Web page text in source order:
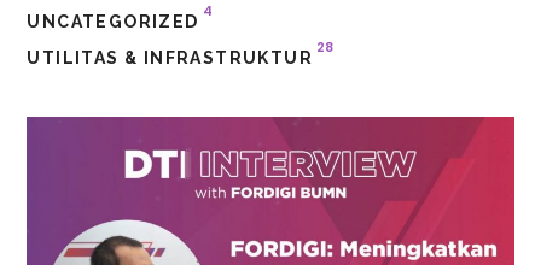
UNCATEGORIZED
4
UTILITAS & INFRASTRUKTUR
28